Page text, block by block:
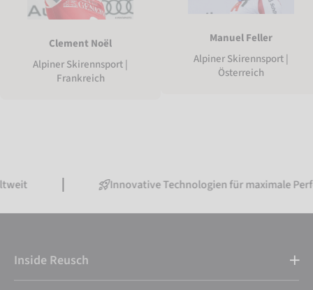
Clement Noël
Alpiner Skirennsport |
Frankreich
Manuel Feller
Alpiner Skirennsport |
Österreich
Innovative Technologien für maximale Performance
Inside Reusch